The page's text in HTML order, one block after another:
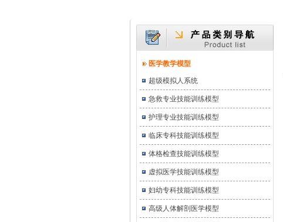
医学教学模型
超级模拟人系统
急救专业技能训练模型
护理专业技能训练模型
临床专科技能训练模型
体格检查技能训练模型
虚拟医学技能训练模型
妇幼专科技能训练模型
高级人体解剖医学模型